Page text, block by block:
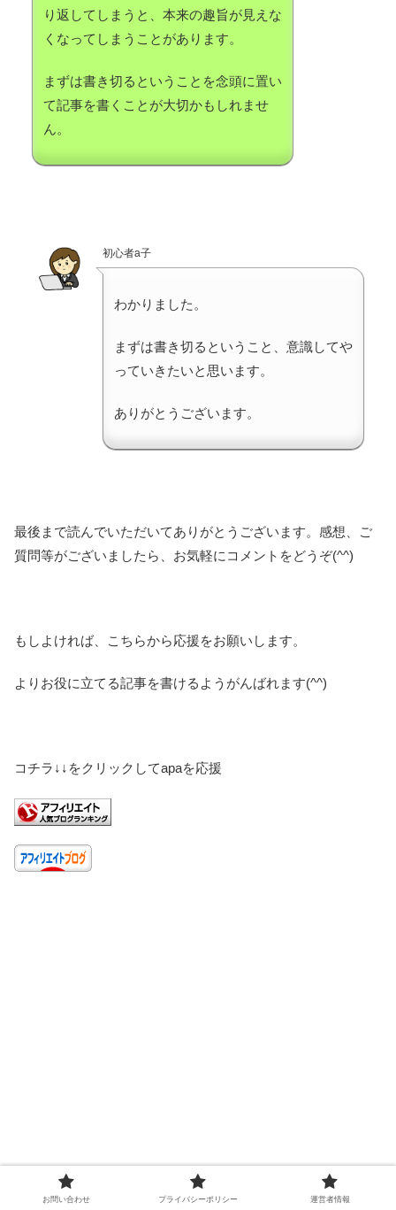
り返してしまうと、本来の趣旨が見えな
くなってしまうことがあります。
まずは書き切るということを念頭に置い
て記事を書くことが大切かもしれませ
ん。
初心者a子
わかりました。
まずは書き切るということ、意識してや
っていきたいと思います。
ありがとうございます。
最後まで読んでいただいてありがとうございます。感想、ご
質問等がございましたら、お気軽にコメントをどうぞ(^^)
もしよければ、こちらから応援をお願いします。
よりお役に立てる記事を書けるようがんばれます(^^)
コチラ↓↓をクリックしてapaを応援
お問い合わせ プライバシーポリシー 運営者情報